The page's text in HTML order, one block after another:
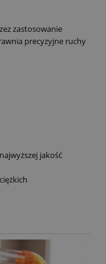
zastosowanie
precyzyjne ruchy
jakość